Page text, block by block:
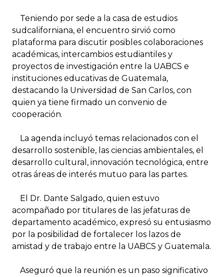
Teniendo por sede a la casa de estudios
sudcaliforniana, el encuentro sirvió como
plataforma para discutir posibles colaboraciones
académicas, intercambios estudiantiles y
proyectos de investigación entre la UABCS e
instituciones educativas de Guatemala,
destacando la Universidad de San Carlos, con
quien ya tiene firmado un convenio de
cooperación.
La agenda incluyó temas relacionados con el
desarrollo sostenible, las ciencias ambientales, el
desarrollo cultural, innovación tecnológica, entre
otras áreas de interés mutuo para las partes.
El Dr. Dante Salgado, quien estuvo
acompañado por titulares de las jefaturas de
departamento académico, expresó su entusiasmo
por la posibilidad de fortalecer los lazos de
amistad y de trabajo entre la UABCS y Guatemala.
Aseguró que la reunión es un paso significativo